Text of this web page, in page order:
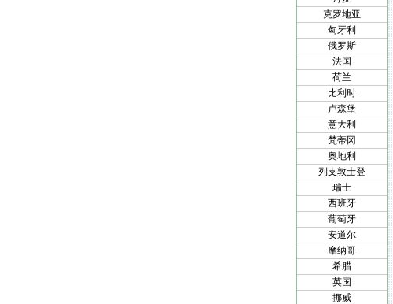
克罗地亚
匈牙利
俄罗斯
法国
荷兰
比利时
卢森堡
意大利
梵蒂冈
奥地利
列支敦士登
瑞士
西班牙
葡萄牙
安道尔
摩纳哥
希腊
英国
挪威